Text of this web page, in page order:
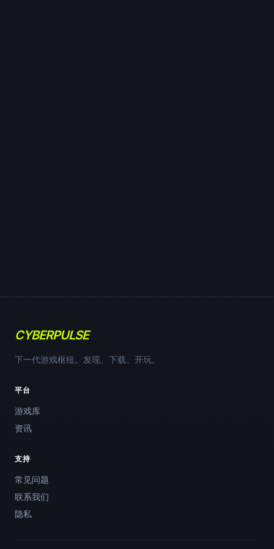
CYBERPULSE
下一代游戏枢纽。发现、下载、开玩。
平台
游戏库
资讯
支持
常见问题
联系我们
隐私